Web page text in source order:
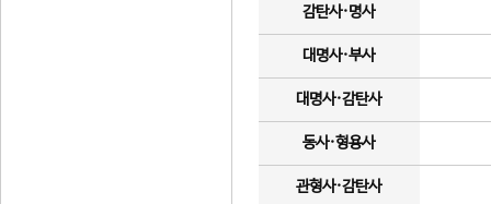
감탄사·명사
대명사·부사
대명사·감탄사
동사·형용사
관형사·감탄사